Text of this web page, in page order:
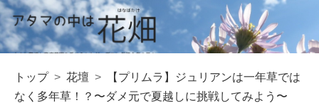
トップ > 花壇 >
【プリムラ】ジュリアンは一年草では
なく多年草！？〜ダメ元で夏越しに挑戦してみよう〜